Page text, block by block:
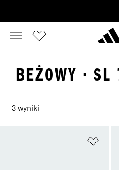
BEŻOWY · SL
3 wyniki